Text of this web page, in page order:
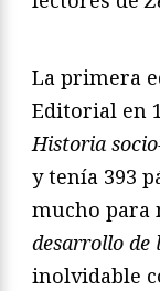
La primera
Editorial en
Historia
y tenía 393
mucho
desarrollo de
inolvidable